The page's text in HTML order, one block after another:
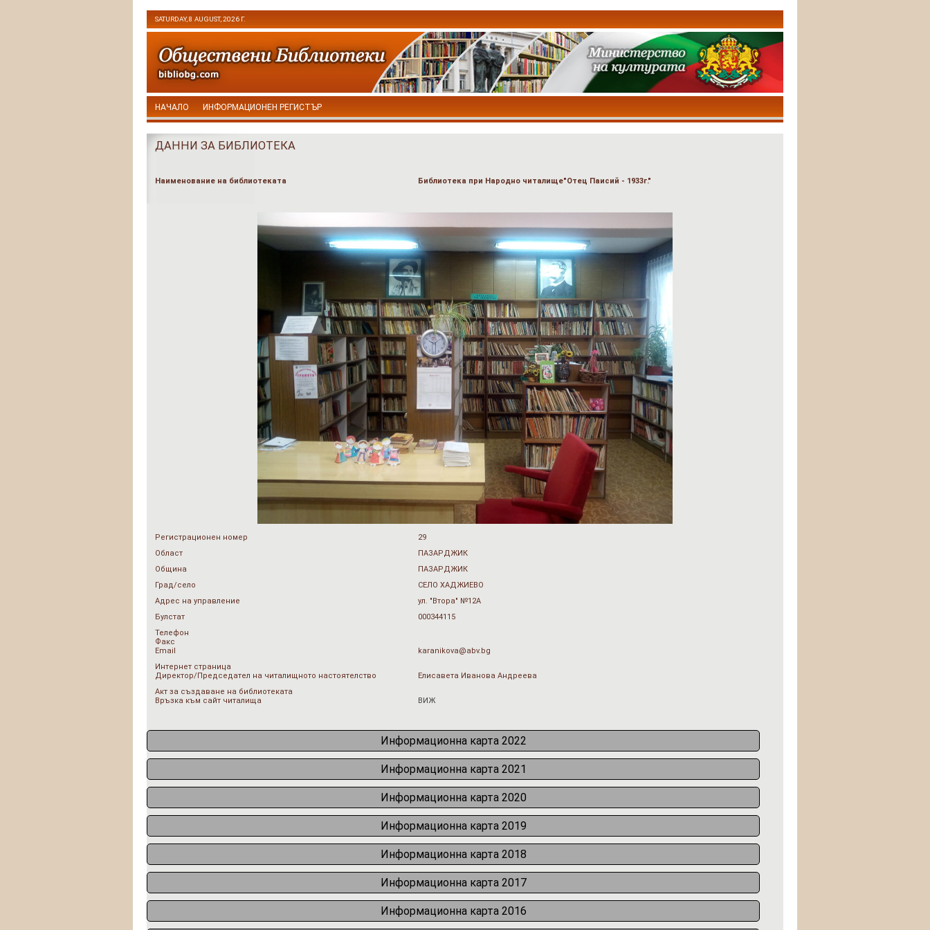
SATURDAY, 8 AUGUST, 2026 Г.
НАЧАЛО ИНФОРМАЦИОНЕН РЕГИСТЪР
ДАННИ ЗА БИБЛИОТЕКА
Наименование на библиотеката Библиотека при Народно читалище"Отец Паисий - 1933г."
Регистрационен номер
29
Област
ПАЗАРДЖИК
Община
ПАЗАРДЖИК
Град/село
СЕЛО ХАДЖИЕВО
Адрес на управление
ул. "Втора" №12А
Булстат
000344115
Телефон
Факс
Email
karanikova@abv.bg
Интернет страница
Директор/Председател на читалищното настоятелство
Елисавета Иванова Андреева
Акт за създаване на библиотеката
Връзка към сайт читалища
ВИЖ
Информационна карта 2022
Информационна карта 2021
Информационна карта 2020
Информационна карта 2019
Информационна карта 2018
Информационна карта 2017
Информационна карта 2016